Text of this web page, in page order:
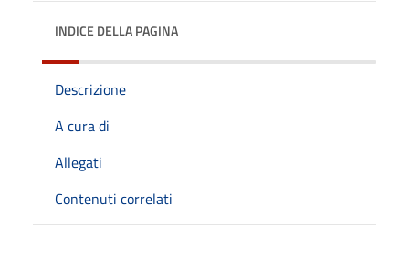
INDICE DELLA PAGINA
Descrizione
A cura di
Allegati
Contenuti correlati